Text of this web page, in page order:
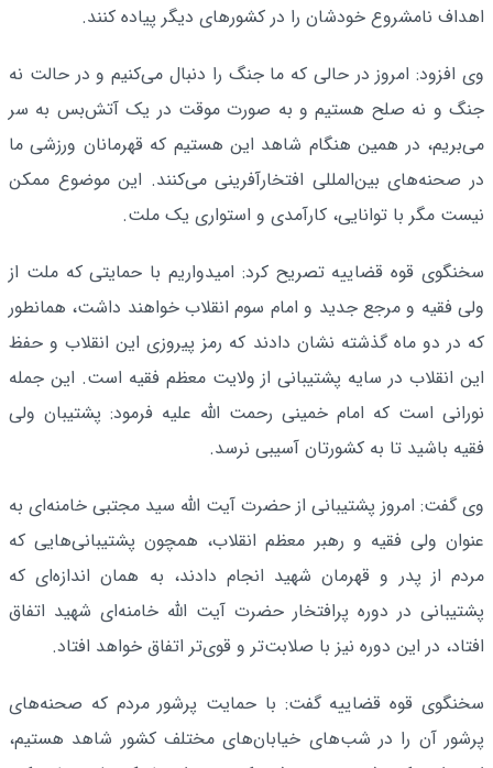
اهداف نامشروع خودشان را در کشورهای دیگر پیاده کنند.
وی افزود: امروز در حالی که ما جنگ را دنبال می‌کنیم و در حالت نه
جنگ و نه صلح هستیم و به صورت موقت در یک آتش‌بس به سر
می‌بریم، در همین هنگام شاهد این هستیم که قهرمانان ورزشی ما
در صحنه‌های بین‌المللی افتخارآفرینی می‌کنند. این موضوع ممکن
نیست مگر با توانایی، کارآمدی و استواری یک ملت.
سخنگوی قوه قضاییه تصریح کرد: امیدواریم با حمایتی که ملت از
ولی فقیه و مرجع جدید و امام سوم انقلاب خواهند داشت، همانطور
که در دو ماه گذشته نشان دادند که رمز پیروزی این انقلاب و حفظ
این انقلاب در سایه پشتیبانی از ولایت معظم فقیه است. این جمله
نورانی است که امام خمینی رحمت الله علیه فرمود: پشتیبان ولی
فقیه باشید تا به کشورتان آسیبی نرسد.
وی گفت: امروز پشتیبانی از حضرت آیت الله سید مجتبی خامنه‌ای به
عنوان ولی فقیه و رهبر معظم انقلاب، همچون پشتیبانی‌هایی که
مردم از پدر و قهرمان شهید انجام دادند، به همان اندازه‌ای که
پشتیبانی در دوره پرافتخار حضرت آیت الله خامنه‌ای شهید اتفاق
افتاد، در این دوره نیز با صلابت‌تر و قوی‌تر اتفاق خواهد افتاد.
سخنگوی قوه قضاییه گفت: با حمایت پرشور مردم که صحنه‌های
پرشور آن را در شب‌های خیابان‌های مختلف کشور شاهد هستیم،